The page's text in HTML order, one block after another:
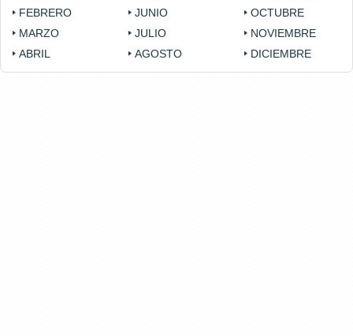
FEBRERO
MARZO
ABRIL
JUNIO
JULIO
AGOSTO
OCTUBRE
NOVIEMBRE
DICIEMBRE